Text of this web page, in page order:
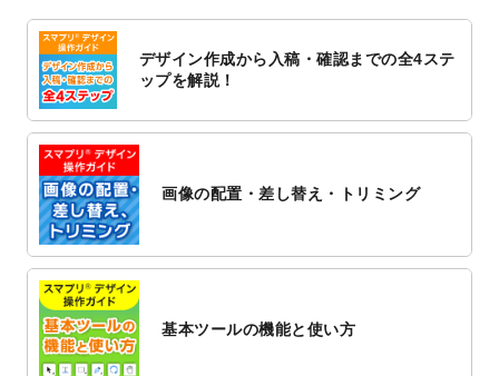
2023/1/5
スタンプカードのデザインテンプレート
追加しました。
2022/12/26
止のお知らせ
2022/12/16
トを公開いたしました。
2022/12/1
2022/11/25
【新商品】封筒が作成できるようになりま
2022/11/25
【新商品】クリアファイルが作成できるよ
デザイン作成から入稿・確認までの全4ステ
ップを解説！
画像の配置・差し替え・トリミング
基本ツールの機能と使い方